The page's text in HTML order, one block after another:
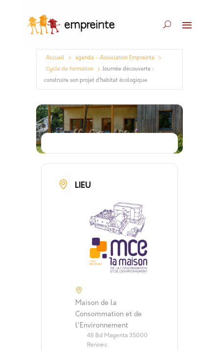
Accueil agenda - Association Empreinte
Cycle de formation Journée découverte :
construire son projet d’habitat écologique
LIEU
Maison de la
Consommation et de
l'Environnement
48 Bd Magenta 35000
Rennes